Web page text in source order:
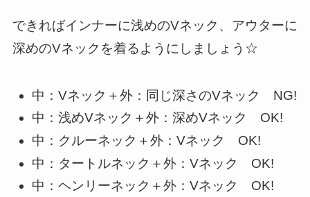
できればインナーに浅めのVネック、アウターに
深めのVネックを着るようにしましょう☆
中：Vネック＋外：同じ深さのVネック NG!
中：浅めVネック＋外：深めVネック OK!
中：クルーネック＋外：Vネック OK!
中：タートルネック＋外：Vネック OK!
中：ヘンリーネック＋外：Vネック OK!